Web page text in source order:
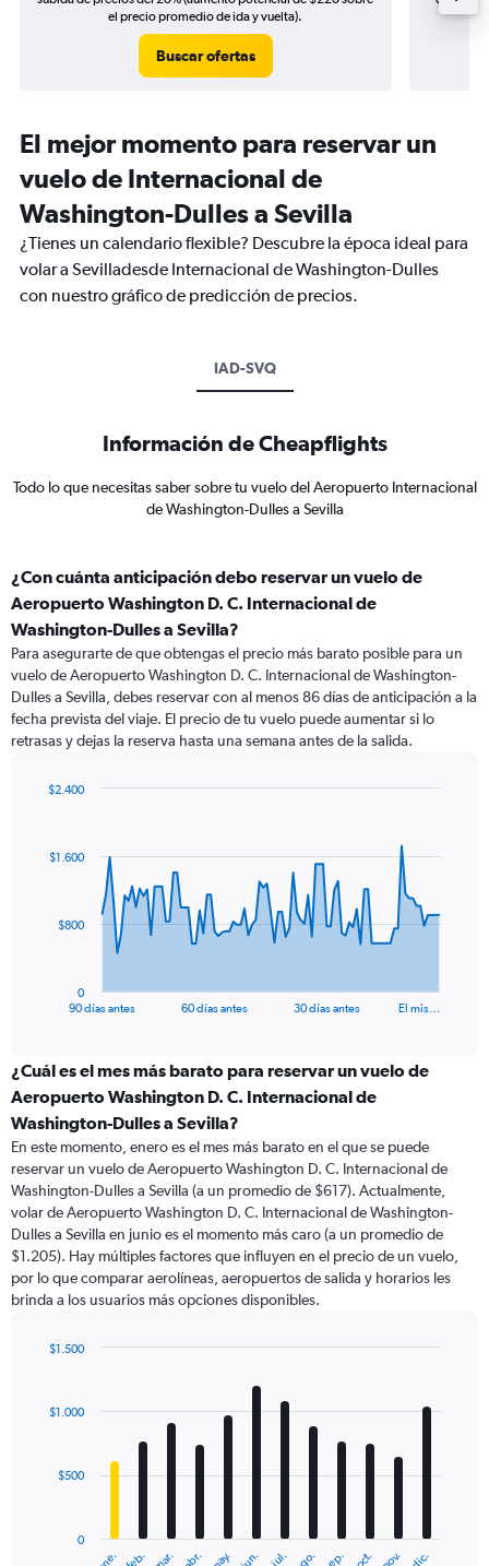
el precio promedio de ida y vuelta).
Buscar ofertas
El mejor momento para reservar un
vuelo de Internacional de
Washington-Dulles a Sevilla
¿Tienes un calendario flexible? Descubre la época ideal para
volar a Sevilladesde Internacional de Washington-Dulles
con nuestro gráfico de predicción de precios.
IAD-SVQ
Información de Cheapflights
Todo lo que necesitas saber sobre tu vuelo del Aeropuerto Internacional
de Washington-Dulles a Sevilla
¿Con cuánta anticipación debo reservar un vuelo de
Aeropuerto Washington D. C. Internacional de
Washington-Dulles a Sevilla?
Para asegurarte de que obtengas el precio más barato posible para un
vuelo de Aeropuerto Washington D. C. Internacional de Washington-
Dulles a Sevilla, debes reservar con al menos 86 días de anticipación a la
fecha prevista del viaje. El precio de tu vuelo puede aumentar si lo
retrasas y dejas la reserva hasta una semana antes de la salida.
data
The
categories.
Range:
91
categories.
The
chart
has
1
Y
axis
displaying
values.
to
90 días antes 60 días antes 30 días antes El mis…
0
$800
$1.600
$2.400
¿Cuál es el mes más barato para reservar un vuelo de
Aeropuerto Washington D. C. Internacional de
Washington-Dulles a Sevilla?
En este momento, enero es el mes más barato en el que se puede
reservar un vuelo de Aeropuerto Washington D. C. Internacional de
Washington-Dulles a Sevilla (a un promedio de $617). Actualmente,
volar de Aeropuerto Washington D. C. Internacional de Washington-
Dulles a Sevilla en junio es el momento más caro (a un promedio de
$1.205). Hay múltiples factores que influyen en el precio de un vuelo,
por lo que comparar aerolíneas, aeropuertos de salida y horarios les
brinda a los usuarios más opciones disponibles.
with
12
The
feb. abr. jun. jul. oct. nov. dic.
0
$500
$1.000
$1.500